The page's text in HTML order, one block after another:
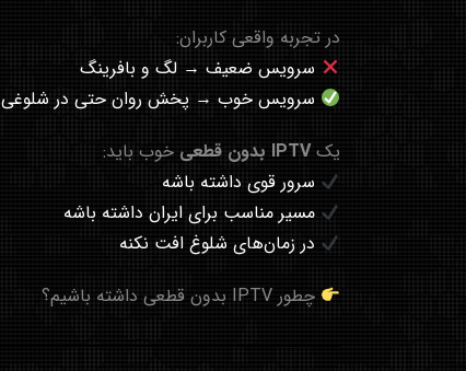
در تجربه واقعی کاربران:
سرویس ضعیف → لگ و بافرینگ
سرویس خوب → پخش روان حتی در شلوغی
یکIPTV بدون قطعی
خوب باید:
سرور قوی داشته باشه
مسیر مناسب برای ایران داشته باشه
در زمان‌های شلوغ افت نکنه
چطور IPTV بدون قطعی داشته باشیم؟